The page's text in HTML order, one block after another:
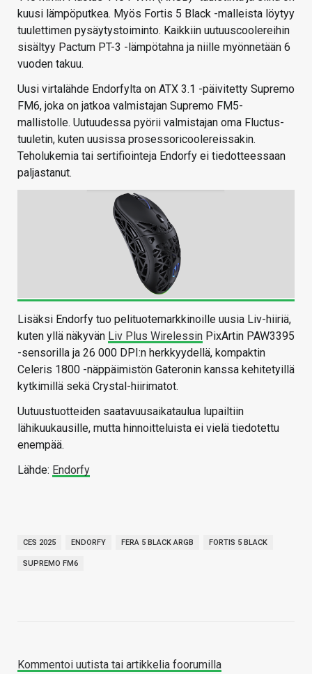
kuusi lämpöputkea. Myös Fortis 5 Black -malleista löytyy
tuulettimen pysäytystoiminto. Kaikkiin uutuuscoolereihin
sisältyy Pactum PT-3 -lämpötahna ja niille myönnetään 6
vuoden takuu.
Uusi virtalähde Endorfylta on ATX 3.1 -päivitetty Supremo
FM6, joka on jatkoa valmistajan Supremo FM5-
mallistolle. Uutuudessa pyörii valmistajan oma Fluctus-
tuuletin, kuten uusissa prosessoricoolereissakin.
Teholukemia tai sertifiointeja Endorfy ei tiedotteessaan
paljastanut.
Lisäksi Endorfy tuo pelituotemarkkinoille uusia Liv-hiiriä,
kuten yllä näkyvän Liv Plus Wirelessin PixArtin PAW3395
-sensorilla ja 26 000 DPI:n herkkyydellä, kompaktin
Celeris 1800 -näppäimistön Gateronin kanssa kehitetyillä
kytkimillä sekä Crystal-hiirimatot.
Uutuustuotteiden saatavuusaikataulua lupailtiin
lähikuukausille, mutta hinnoitteluista ei vielä tiedotettu
enempää.
Lähde: Endorfy
CES 2025 ENDORFY FERA 5 BLACK ARGB FORTIS 5 BLACK
SUPREMO FM6
Kommentoi uutista tai artikkelia foorumilla